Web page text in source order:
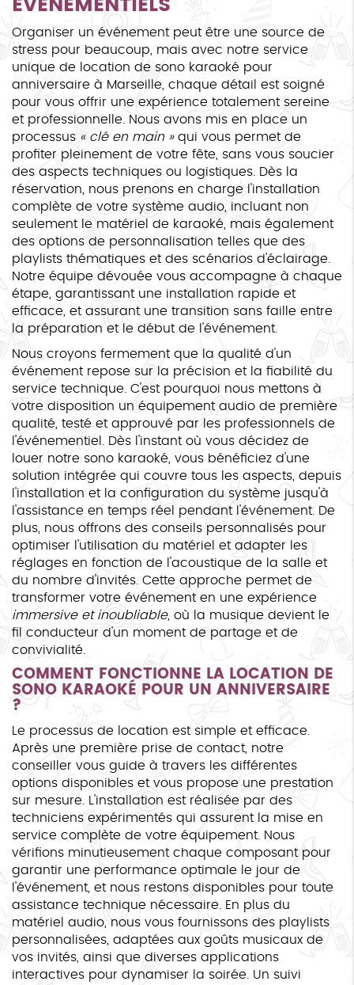
Organiser un événement peut être une source de
stress pour beaucoup, mais avec notre service
unique de location de sono karaoké pour
anniversaire à Marseille, chaque détail est soigné
pour vous offrir une expérience totalement sereine
et professionnelle. Nous avons mis en place un
processus« clé en main »qui vous permet de
profiter pleinement de votre fête, sans vous soucier
des aspects techniques ou logistiques. Dès la
réservation, nous prenons en charge l'installation
complète de votre système audio, incluant non
seulement le matériel de karaoké, mais également
des options de personnalisation telles que des
playlists thématiques et des scénarios d'éclairage.
Notre équipe dévouée vous accompagne à chaque
étape, garantissant une installation rapide et
efficace, et assurant une transition sans faille entre
la préparation et le début de l'événement.
Nous croyons fermement que la qualité d'un
événement repose sur la précision et la fiabilité du
service technique. C'est pourquoi nous mettons à
votre disposition un équipement audio de première
qualité, testé et approuvé par les professionnels de
l'événementiel. Dès l'instant où vous décidez de
louer notre sono karaoké, vous bénéficiez d'une
solution intégrée qui couvre tous les aspects, depuis
l'installation et la configuration du système jusqu'à
l'assistance en temps réel pendant l'événement. De
plus, nous offrons des conseils personnalisés pour
optimiser l'utilisation du matériel et adapter les
réglages en fonction de l'acoustique de la salle et
du nombre d'invités. Cette approche permet de
transformer votre événement en une expérience
immersive et inoubliable, où la musique devient le
fil conducteur d'un moment de partage et de
convivialité.
COMMENT FONCTIONNE LA LOCATION DE
SONO KARAOKÉ POUR UN ANNIVERSAIRE
?
Le processus de location est simple et efficace.
Après une première prise de contact, notre
conseiller vous guide à travers les différentes
options disponibles et vous propose une prestation
sur mesure. L'installation est réalisée par des
techniciens expérimentés qui assurent la mise en
service complète de votre équipement. Nous
vérifions minutieusement chaque composant pour
garantir une performance optimale le jour de
l'événement, et nous restons disponibles pour toute
assistance technique nécessaire. En plus du
matériel audio, nous vous fournissons des playlists
personnalisées, adaptées aux goûts musicaux de
vos invités, ainsi que diverses applications
interactives pour dynamiser la soirée. Un suivi